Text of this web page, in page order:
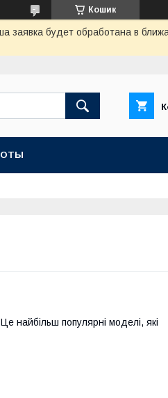
Кошик
заявка будет обработана в
найбільш популярні моделі, які